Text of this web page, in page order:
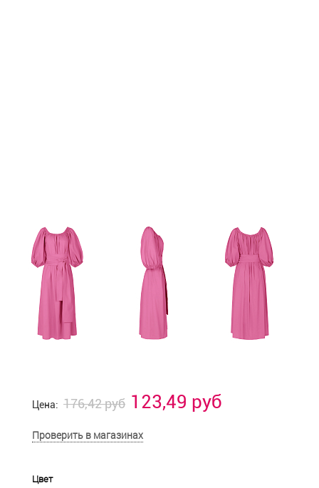
Цена: 176,42 руб 123,49 руб
Проверить в магазинах
Цвет